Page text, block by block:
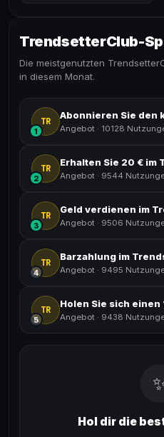
TrendsetterClub-
Die meistgenutzten
in diesem Monat.
TR
1
Abonnieren Sie den
Angebot · 10128
TR
2
Erhalten Sie 20 € im
Angebot · 9544
TR
3
Geld verdienen im
Angebot · 9506
TR
4
Barzahlung im
Angebot · 9495
TR
5 Angebot · 9438
Hol dir die